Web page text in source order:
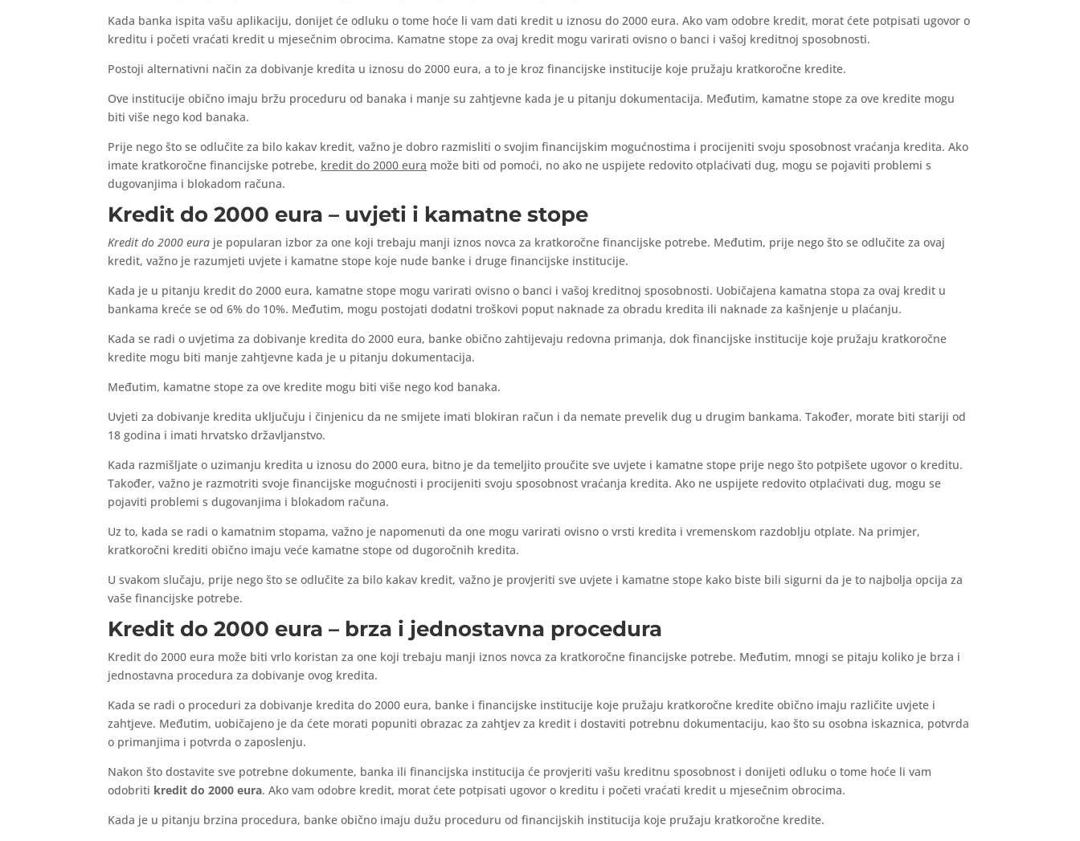
Kada banka ispita vašu aplikaciju, donijet će odluku o tome hoće li vam dati kredit u iznosu do 2000 eura. Ako vam odobre kredit, morat ćete potpisati ugovor o
kreditu i početi vraćati kredit u mjesečnim obrocima. Kamatne stope za ovaj kredit mogu varirati ovisno o banci i vašoj kreditnoj sposobnosti.
Postoji alternativni način za dobivanje kredita u iznosu do 2000 eura, a to je kroz financijske institucije koje pružaju kratkoročne kredite.
Ove institucije obično imaju bržu proceduru od banaka i manje su zahtjevne kada je u pitanju dokumentacija. Međutim, kamatne stope za ove kredite mogu
biti više nego kod banaka.
Prije nego što se odlučite za bilo kakav kredit, važno je dobro razmisliti o svojim financijskim mogućnostima i procijeniti svoju sposobnost vraćanja kredita. Ako
imate kratkoročne financijske potrebe, kredit do 2000 eura može biti od pomoći, no ako ne uspijete redovito otplaćivati dug, mogu se pojaviti problemi s
dugovanjima i blokadom računa.
Kredit do 2000 eura – uvjeti i kamatne stope
Kredit do 2000 eura je popularan izbor za one koji trebaju manji iznos novca za kratkoročne financijske potrebe. Međutim, prije nego što se odlučite za ovaj
kredit, važno je razumjeti uvjete i kamatne stope koje nude banke i druge financijske institucije.
Kada je u pitanju kredit do 2000 eura, kamatne stope mogu varirati ovisno o banci i vašoj kreditnoj sposobnosti. Uobičajena kamatna stopa za ovaj kredit u
bankama kreće se od 6% do 10%. Međutim, mogu postojati dodatni troškovi poput naknade za obradu kredita ili naknade za kašnjenje u plaćanju.
Kada se radi o uvjetima za dobivanje kredita do 2000 eura, banke obično zahtijevaju redovna primanja, dok financijske institucije koje pružaju kratkoročne
kredite mogu biti manje zahtjevne kada je u pitanju dokumentacija.
Međutim, kamatne stope za ove kredite mogu biti više nego kod banaka.
Uvjeti za dobivanje kredita uključuju i činjenicu da ne smijete imati blokiran račun i da nemate prevelik dug u drugim bankama. Također, morate biti stariji od
18 godina i imati hrvatsko državljanstvo.
Kada razmišljate o uzimanju kredita u iznosu do 2000 eura, bitno je da temeljito proučite sve uvjete i kamatne stope prije nego što potpišete ugovor o kreditu.
Također, važno je razmotriti svoje financijske mogućnosti i procijeniti svoju sposobnost vraćanja kredita. Ako ne uspijete redovito otplaćivati dug, mogu se
pojaviti problemi s dugovanjima i blokadom računa.
Uz to, kada se radi o kamatnim stopama, važno je napomenuti da one mogu varirati ovisno o vrsti kredita i vremenskom razdoblju otplate. Na primjer,
kratkoročni krediti obično imaju veće kamatne stope od dugoročnih kredita.
U svakom slučaju, prije nego što se odlučite za bilo kakav kredit, važno je provjeriti sve uvjete i kamatne stope kako biste bili sigurni da je to najbolja opcija za
vaše financijske potrebe.
Kredit do 2000 eura – brza i jednostavna procedura
Kredit do 2000 eura može biti vrlo koristan za one koji trebaju manji iznos novca za kratkoročne financijske potrebe. Međutim, mnogi se pitaju koliko je brza i
jednostavna procedura za dobivanje ovog kredita.
Kada se radi o proceduri za dobivanje kredita do 2000 eura, banke i financijske institucije koje pružaju kratkoročne kredite obično imaju različite uvjete i
zahtjeve. Međutim, uobičajeno je da ćete morati popuniti obrazac za zahtjev za kredit i dostaviti potrebnu dokumentaciju, kao što su osobna iskaznica, potvrda
o primanjima i potvrda o zaposlenju.
Nakon što dostavite sve potrebne dokumente, banka ili financijska institucija će provjeriti vašu kreditnu sposobnost i donijeti odluku o tome hoće li vam
odobriti kredit do 2000 eura. Ako vam odobre kredit, morat ćete potpisati ugovor o kreditu i početi vraćati kredit u mjesečnim obrocima.
Kada je u pitanju brzina procedura, banke obično imaju dužu proceduru od financijskih institucija koje pružaju kratkoročne kredite.